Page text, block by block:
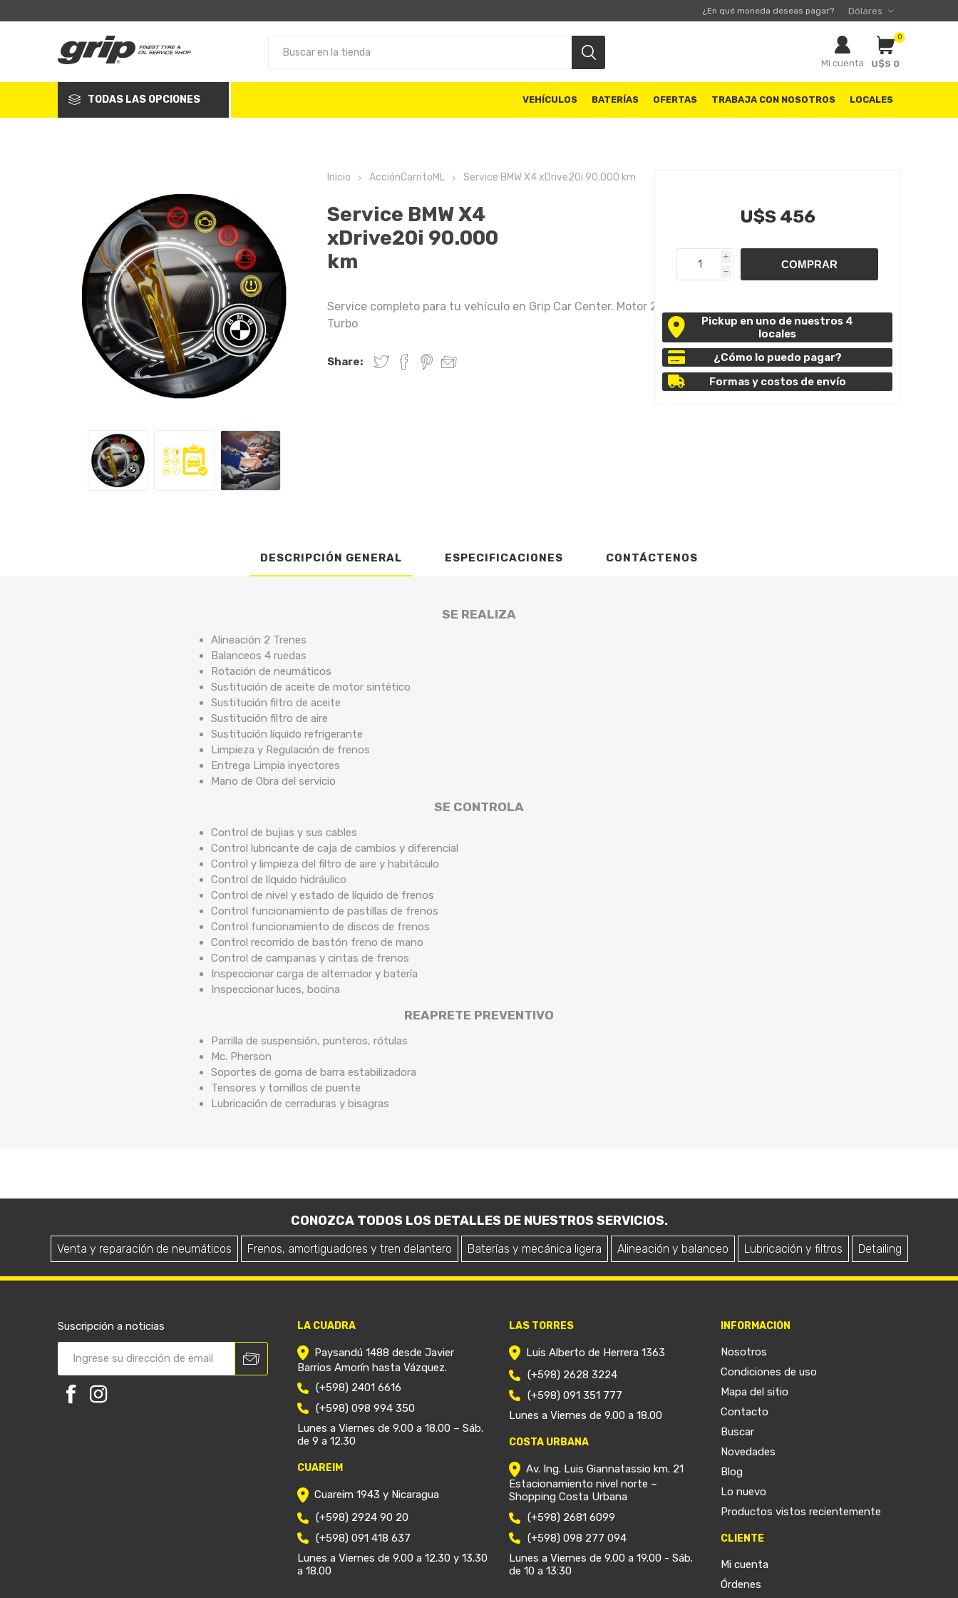
¿En qué moneda deseas pagar?
Mi cuenta
0
U$S 0
TODAS LAS OPCIONES VEHÍCULOS BATERÍAS OFERTAS TRABAJA CON NOSOTROS LOCALES
Inicio AcciónCarritoML Service BMW X4 xDrive20i 90.000 km
Service BMW X4
xDrive20i 90.000
km
Service completo para tu vehículo en Grip Car Center. Motor 2.0
Turbo
Share:
U$S 456
i
h
Pickup en uno de nuestros 4
locales
¿Cómo lo puedo pagar?
Formas y costos de envío
DESCRIPCIÓN GENERAL ESPECIFICACIONES CONTÁCTENOS
SE REALIZA
Alineación 2 Trenes
Balanceos 4 ruedas
Rotación de neumáticos
Sustitución de aceite de motor sintético
Sustitución filtro de aceite
Sustitución filtro de aire
Sustitución líquido refrigerante
Limpieza y Regulación de frenos
Entrega Limpia inyectores
Mano de Obra del servicio
SE CONTROLA
Control de bujias y sus cables
Control lubricante de caja de cambios y diferencial
Control y limpieza del filtro de aire y habitáculo
Control de líquido hidráulico
Control de nivel y estado de líquido de frenos
Control funcionamiento de pastillas de frenos
Control funcionamiento de discos de frenos
Control recorrido de bastón freno de mano
Control de campanas y cintas de frenos
Inspeccionar carga de alternador y batería
Inspeccionar luces, bocina
REAPRETE PREVENTIVO
Parrilla de suspensión, punteros, rótulas
Mc. Pherson
Soportes de goma de barra estabilizadora
Tensores y tornillos de puente
Lubricación de cerraduras y bisagras
CONOZCA TODOS LOS DETALLES DE NUESTROS SERVICIOS.
Venta y reparación de neumáticos Frenos, amortiguadores y tren delantero Baterías y mecánica ligera Alineación y balanceo Lubricación y filtros Detailing
Suscripción a noticias LA CUADRA
Paysandú 1488 desde Javier
Barrios Amorín hasta Vázquez.
(+598) 2401 6616
(+598) 098 994 350
Lunes a Viernes de 9.00 a 18.00 – Sáb.
de 9 a 12.30
CUAREIM
Cuareim 1943 y Nicaragua
(+598) 2924 90 20
(+598) 091 418 637
Lunes a Viernes de 9.00 a 12.30 y 13.30
a 18.00
LAS TORRES
Luis Alberto de Herrera 1363
(+598) 2628 3224
(+598) 091 351 777
Lunes a Viernes de 9.00 a 18.00
COSTA URBANA
Av. Ing. Luis Giannatassio km. 21
Estacionamiento nivel norte –
Shopping Costa Urbana
(+598) 2681 6099
(+598) 098 277 094
Lunes a Viernes de 9.00 a 19.00 - Sáb.
de 10 a 13:30
INFORMACIÓN
Nosotros
Condiciones de uso
Mapa del sitio
Contacto
Buscar
Novedades
Blog
Lo nuevo
Productos vistos recientemente
CLIENTE
Mi cuenta
Órdenes